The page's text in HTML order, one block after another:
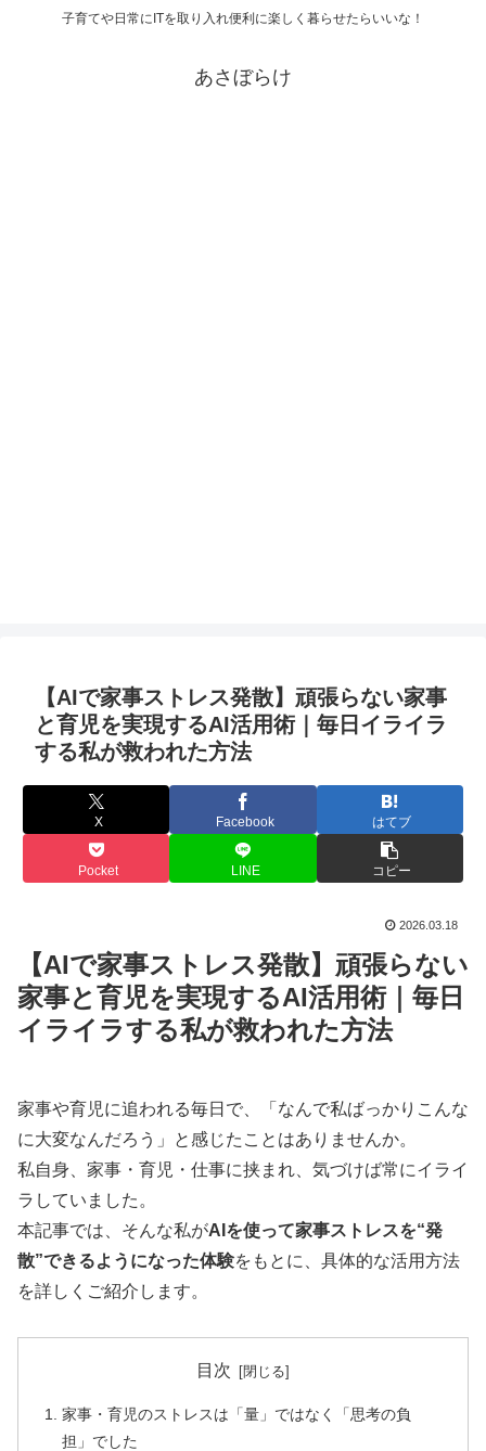
子育てや日常にITを取り入れ便利に楽しく暮らせたらいいな！
あさぼらけ
【AIで家事ストレス発散】頑張らない家事
と育児を実現するAI活用術｜毎日イライラ
する私が救われた方法
X Facebook はてブ
Pocket LINE コピー
2026.03.18
【AIで家事ストレス発散】頑張らない
家事と育児を実現するAI活用術｜毎日
イライラする私が救われた方法
家事や育児に追われる毎日で、「なんで私ばっかりこんな
に大変なんだろう」と感じたことはありませんか。
私自身、家事・育児・仕事に挟まれ、気づけば常にイライ
ラしていました。
本記事では、そんな私がAIを使って家事ストレスを“発
散”できるようになった体験をもとに、具体的な活用方法
を詳しくご紹介します。
目次
家事・育児のストレスは「量」ではなく「思考の負
担」でした